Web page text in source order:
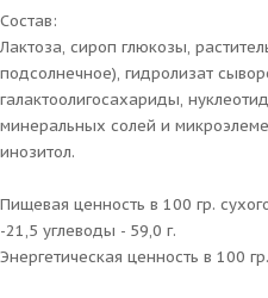
Состав:
Лактоза, cироп глюкозы,
подсолнечное), гидролизат
галактоолигосахариды,
минеральных солей и
инозитол.
Пищевая ценность в 100 гр.
-21,5 углеводы - 59,0 г.
Энергетическая ценность в 100